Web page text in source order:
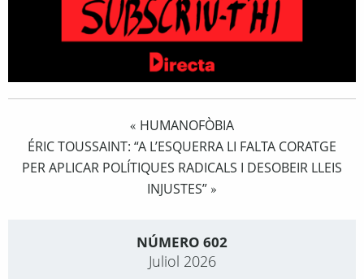
« HUMANOFÒBIA
ÉRIC TOUSSAINT: “A L’ESQUERRA LI FALTA CORATGE
PER APLICAR POLÍTIQUES RADICALS I DESOBEIR LLEIS
INJUSTES” »
NÚMERO 602
Juliol 2026